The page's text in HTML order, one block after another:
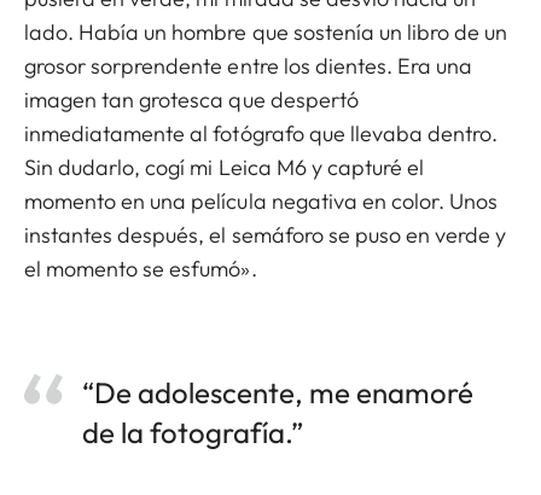
lado. Había un hombre que sostenía un libro de un
grosor sorprendente entre los dientes. Era una
imagen tan grotesca que despertó
inmediatamente al fotógrafo que llevaba dentro.
Sin dudarlo, cogí mi Leica M6 y capturé el
momento en una película negativa en color. Unos
instantes después, el semáforo se puso en verde y
el momento se esfumó».
“De adolescente, me enamoré
de la fotografía.”